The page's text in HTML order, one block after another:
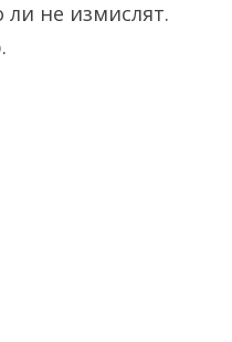
ли не измислят.